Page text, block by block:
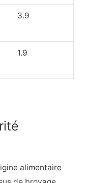
3.9
1.9
alimentaire